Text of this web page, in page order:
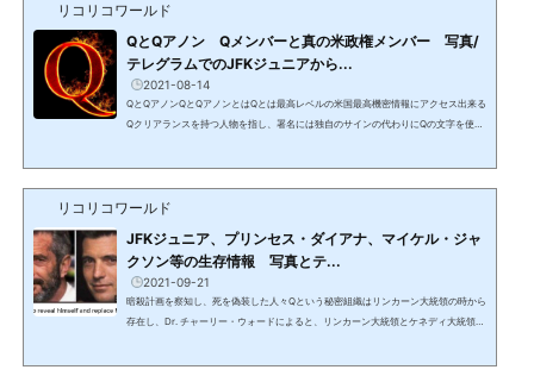
リコリコワールド
QとQアノン Qメンバーと真の米政権メンバー 写真/
テレグラムでのJFKジュニアから...
2021-08-14
QとQアノンQとQアノンとはQとは最高レベルの米国最高機密情報にアクセス出来る
Qクリアランスを持つ人物を指し、署名には独自のサインの代わりにQの文字を使用
ラムにChを作りシニアメンバーを発表。噂通り、元国防情報局長官（DNI）でトラ
リコリコワールド
JFKジュニア、プリンセス・ダイアナ、マイケル・ジャ
クソン等の生存情報 写真とテ...
2021-09-21
暗殺計画を察知し、死を偽装した人々Qという秘密組織はリンカーン大統領の時から
存在し、Dr. チャーリー・ウォードによると、リンカーン大統領とケネディ大統領の